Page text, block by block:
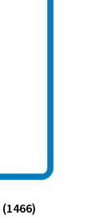
(1466)